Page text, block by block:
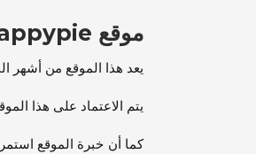
موقع
يعد هذا الموقع من أشهر
يتم الاعتماد على هذا
كما أن خبرة الموقع